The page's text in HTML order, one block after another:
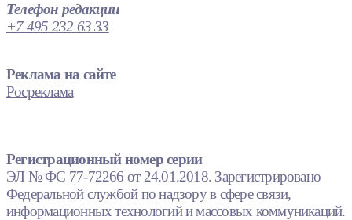
Телефон редакции
+7 495 232 63 33
Реклама на сайте
Росреклама
Регистрационный номер серии
ЭЛ № ФС 77-72266 от 24.01.2018. Зарегистрировано
Федеральной службой по надзору в сфере связи,
информационных технологий и массовых коммуникаций.